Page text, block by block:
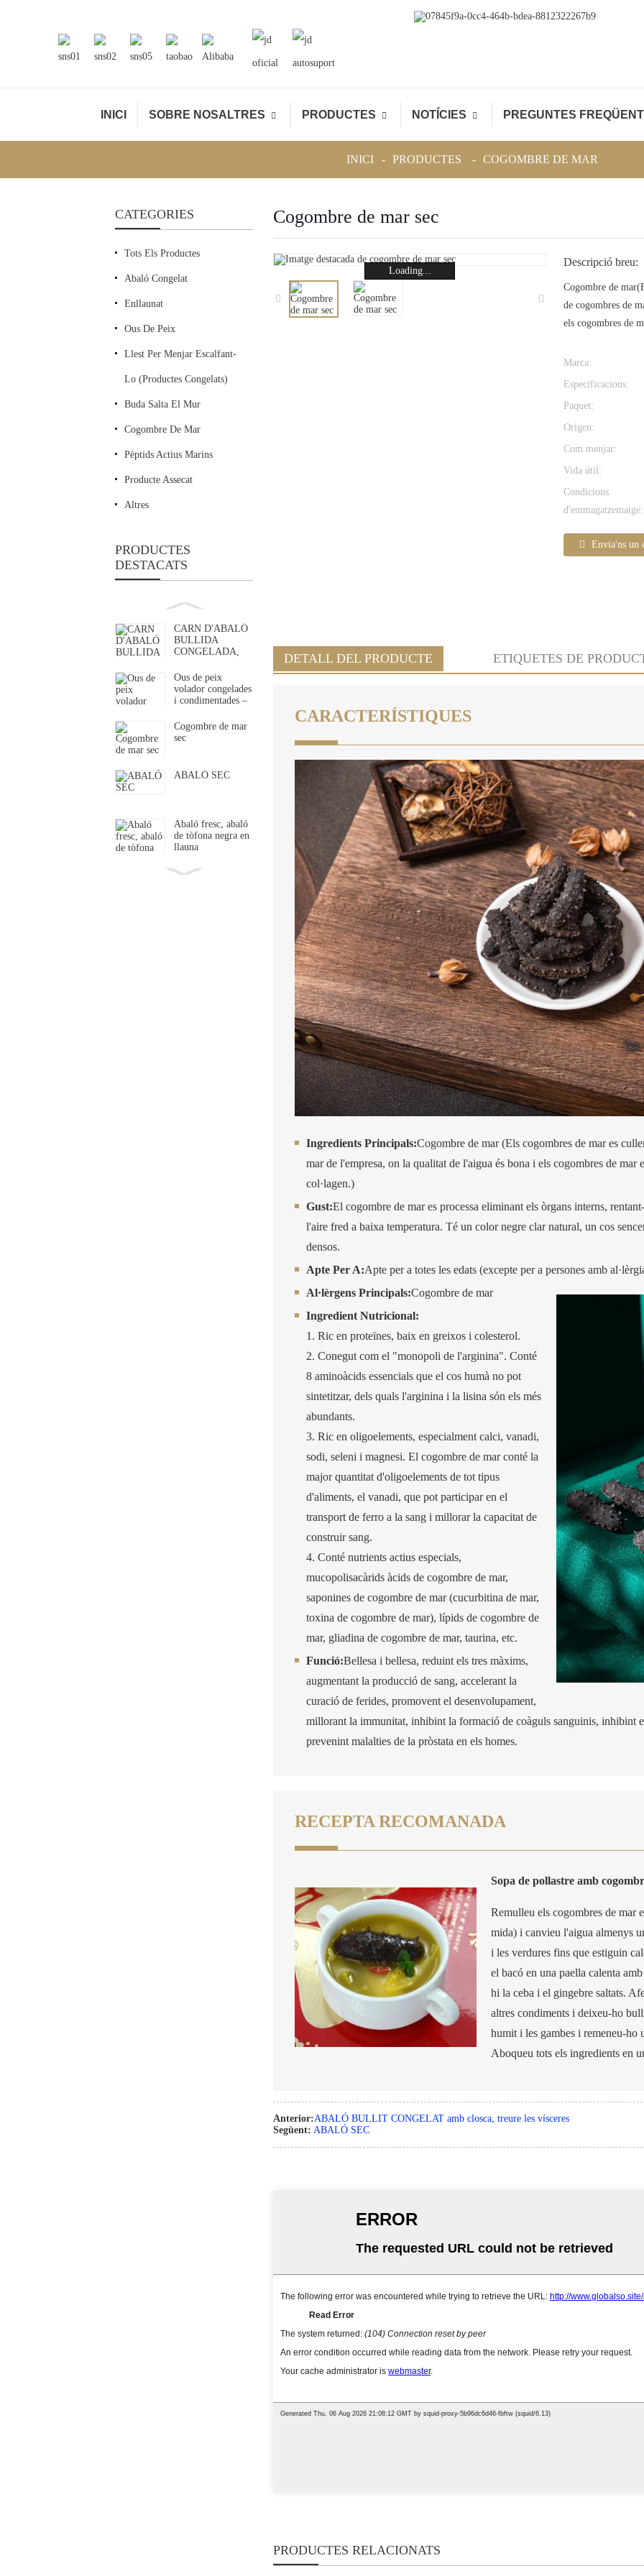
oficial autosuport
INICI SOBRE NOSALTRES PRODUCTES NOTÍCIES PREGUNTES
INICI PRODUCTES COGOMBRE DE MAR
CATEGORIES
Tots Els Productes
Abaló Congelat
Enllaunat
Ous De Peix
Llest Per Menjar Escalfant-
Lo (productes Congelats)
Buda Salta El Mur
Cogombre De Mar
Pèptids Actius Marins
Producte Assecat
Altres
PRODUCTES
DESTACATS
CARN D'ABALÓ
BULLIDA
CONGELADA,
les vísceres,...
Ous de peix
volador congelades
i condimentades –
Cogombre de mar
sec
ABALÓ SEC
Abaló fresc, abaló
de tòfona negra en
llauna
Fotiaoqiang
Cogombre de mar sec
Loading...
Descripció breu:
Cogombre de mar(
de cogombres de
els cogombres de
Marca:
Especificacions:
Paquet:
Origen:
Com menjar:
Vida útil:
Condicions
d'emmagatzematge:
Envia'ns un
DETALL DEL PRODUCTE ETIQUETES DE
CARACTERÍSTIQUES
Ingredients Principals:Cogombre de mar (Els cogombres de mar es
mar de l'empresa, on la qualitat de l'aigua és bona i els cogombres de
col·lagen.)
Gust:El cogombre de mar es processa eliminant els òrgans interns,
l'aire fred a baixa temperatura. Té un color negre clar natural, un cos
densos.
Apte Per A:Apte per a totes les edats (excepte per a persones amb
Al·lèrgens Principals:Cogombre de mar
Ingredient Nutricional:
1. Ric en proteïnes, baix en greixos i colesterol.
2. Conegut com el "monopoli de l'arginina". Conté
8 aminoàcids essencials que el cos humà no pot
sintetitzar, dels quals l'arginina i la lisina són els més
abundants.
3. Ric en oligoelements, especialment calci, vanadi,
sodi, seleni i magnesi. El cogombre de mar conté la
major quantitat d'oligoelements de tot tipus
d'aliments, el vanadi, que pot participar en el
transport de ferro a la sang i millorar la capacitat de
construir sang.
4. Conté nutrients actius especials,
mucopolisacàrids àcids de cogombre de mar,
saponines de cogombre de mar (cucurbitina de mar,
toxina de cogombre de mar), lípids de cogombre de
mar, gliadina de cogombre de mar, taurina, etc.
Funció:Bellesa i bellesa, reduint els tres màxims,
augmentant la producció de sang, accelerant la
curació de ferides, promovent el desenvolupament,
millorant la immunitat, inhibint la formació de coàguls sanguinis, inhibint
prevenint malalties de la pròstata en els homes.
RECEPTA RECOMANADA
Sopa de pollastre amb
Remulleu els cogombres de mar
mida) i canvieu l'aigua almenys
i les verdures fins que estiguin
el bacó en una paella calenta
hi la ceba i el gingebre saltats.
altres condiments i deixeu-ho
humit i les gambes i remeneu-ho
Aboqueu tots els ingredients en
Anterior:ABALÓ BULLIT CONGELAT amb closca, treure les vísceres
Següent: ABALÓ SEC
PRODUCTES RELACIONATS